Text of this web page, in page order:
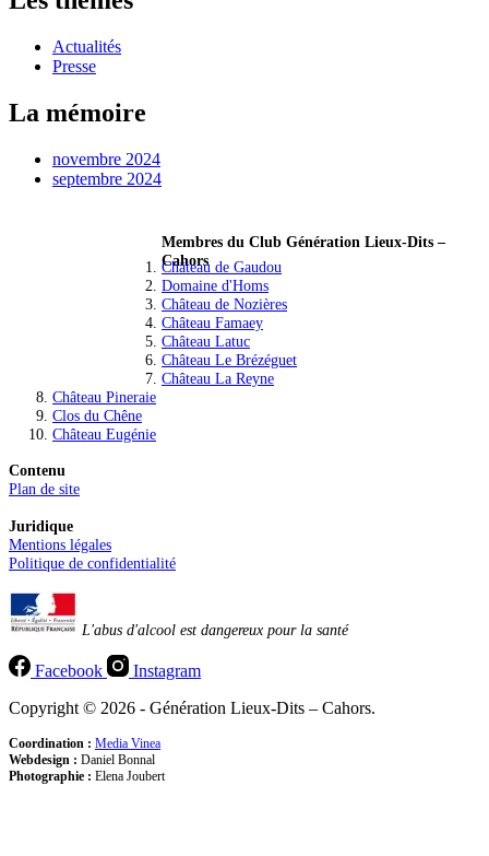
Actualités
Presse
La mémoire
novembre 2024
septembre 2024
Membres du Club Génération Lieux-Dits –
Cahors
Château de Gaudou
Domaine d'Homs
Château de Nozières
Château Famaey
Château Latuc
Château Le Brézéguet
Château La Reyne
Château Pineraie
Clos du Chêne
Château Eugénie
Contenu
Plan de site
Juridique
Mentions légales
Politique de confidentialité
L'abus d'alcool est dangereux pour la santé
Facebook
Instagram
Copyright © 2026 - Génération Lieux-Dits – Cahors.
Coordination : Media Vinea
Webdesign : Daniel Bonnal
Photographie : Elena Joubert